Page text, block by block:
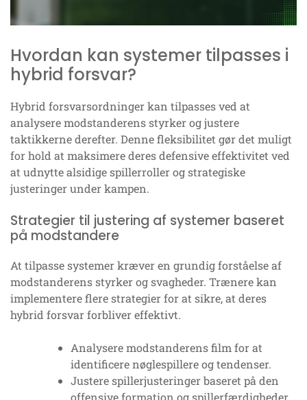
Hvordan kan systemer tilpasses i
hybrid forsvar?
Hybrid forsvarsordninger kan tilpasses ved at
analysere modstanderens styrker og justere
taktikkerne derefter. Denne fleksibilitet gør det muligt
for hold at maksimere deres defensive effektivitet ved
at udnytte alsidige spillerroller og strategiske
justeringer under kampen.
Strategier til justering af systemer baseret
på modstandere
At tilpasse systemer kræver en grundig forståelse af
modstanderens styrker og svagheder. Trænere kan
implementere flere strategier for at sikre, at deres
hybrid forsvar forbliver effektivt.
Analysere modstanderens film for at
identificere nøglespillere og tendenser.
Justere spillerjusteringer baseret på den
offensive formation og spillerfærdigheder.